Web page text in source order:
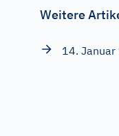
Weitere
14.